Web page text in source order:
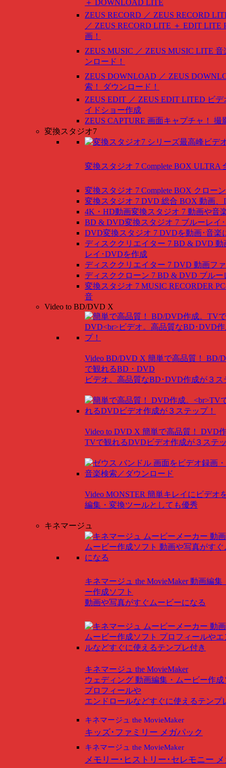
＋ DOWNLOAD LITE
ZEUS RECORD ／ ZEUS RECORD
／ ZEUS RECORD LITE ＋ EDIT LITE
画！
ZEUS MUSIC ／ ZEUS MUSIC LITE 音
ンロード！
ZEUS DOWNLOAD ／ ZEUS
索！ ダウンロード！
ZEUS EDIT ／ ZEUS EDIT LITED ビ
イドショー作成
ZEUS CAPTURE 画面キャプチャ！ 撮
変換スタジオ7
変換スタジオ 7 Complete BOX ULTRA
変換スタジオ 7 Complete BOX クロー
変換スタジオ 7 DVD 総合 BOX 動画、
4K・HD動画変換スタジオ 7 動画や音
BD & DVD変換スタジオ 7 ブルーレイ
DVD変換スタジオ 7 DVDを動画･音楽
ディスククリエイター 7 BD & DVD 動
レイ･DVDを作成
ディスククリエイター 7 DVD 動画フ
ディスククローン 7 BD & DVD ブルー
変換スタジオ 7 MUSIC RECORDER
音
Video to BD/DVD X
Video BD/DVD X 簡単で高品質！ BD/
で観れるBD・DVD
ビデオ。高品質なBD･DVD作成が３ス
Video to DVD X 簡単で高品質！ DVD
TVで観れるDVDビデオ作成が３ステ
Video MONSTER 簡単キレイにビデオ
編集・変換ツールとしても優秀
キネマージュ
キネマージュ the MovieMaker 動画編集
ー作成ソフト
動画や写真がすぐムービーになる
キネマージュ the MovieMaker
ウェディング 動画編集・ムービー作成
プロフィールや
エンドロールなどすぐに使えるテンプ
キネマージュ the MovieMaker
キッズ･ファミリー メガパック
キネマージュ the MovieMaker
メモリー･ヒストリー･セレモニー